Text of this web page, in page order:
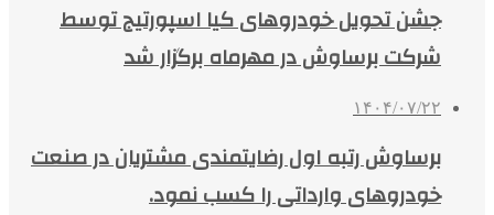
جشن تحویل خودروهای کیا اسپورتیج توسط
شرکت برساوش در مهرماه برگزار شد
۱۴۰۴/۰۷/۲۲
برساوش رتبه اول رضایتمندی مشتریان در صنعت
خودروهای وارداتی را کسب نمود.